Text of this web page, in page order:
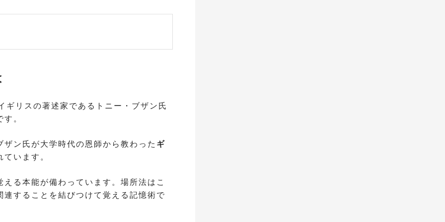
ギリスの著述家であるトニー・ブザン氏
。
ン氏が大学時代の恩師から教わった ギ
います。
る本能が備わっています。場所法はこ
することを結びつけて覚える記憶術で